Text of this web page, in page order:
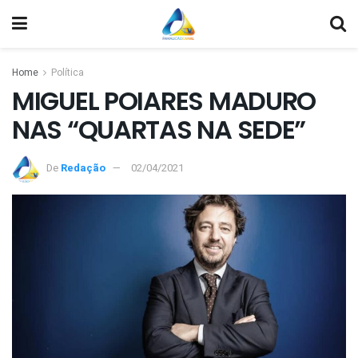
Home Política
MIGUEL POIARES MADURO
NAS “QUARTAS NA SEDE”
De Redação 02/04/2021